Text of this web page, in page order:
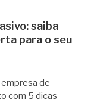
saiba
para o seu
de
com 5 dicas